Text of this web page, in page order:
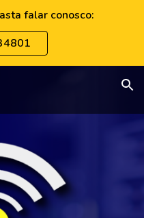
falar conosco: